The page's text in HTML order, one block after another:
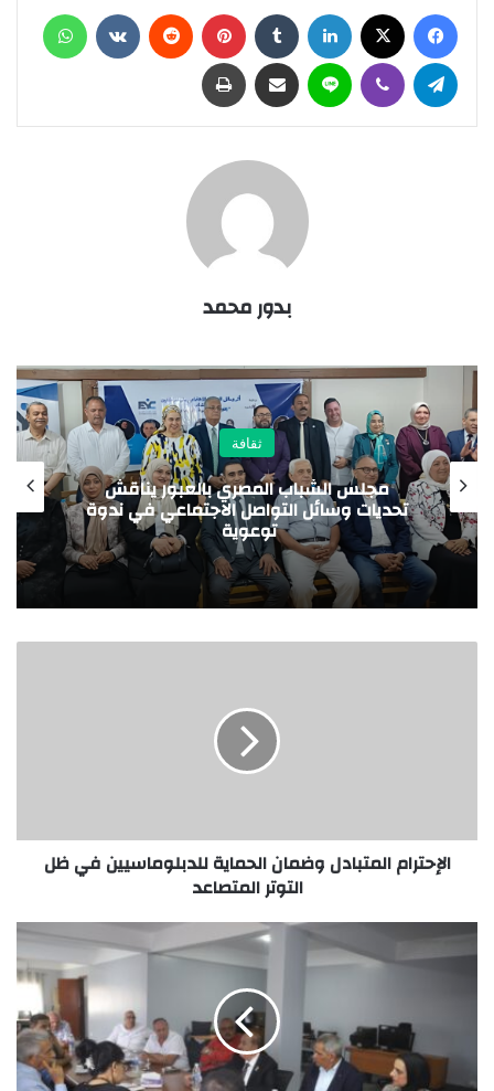
بدور محمد
الصحة والجمال
نحو مجتمع أكثر وعيًا.. مؤتمر «صرخات صامتة
على حافة الانهيار» يختتم أعماله بتوصيات
مهمة
الإحترام المتبادل وضمان الحماية للدبلوماسيين في ظل
التوتر المتصاعد